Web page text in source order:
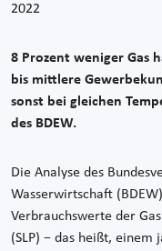
2022
8 Prozent weniger Gas
bis mittlere
sonst bei gleichen
des BDEW.
Die Analyse des
Wasserwirtschaft
Verbrauchswerte der
(SLP) − das heißt, einem